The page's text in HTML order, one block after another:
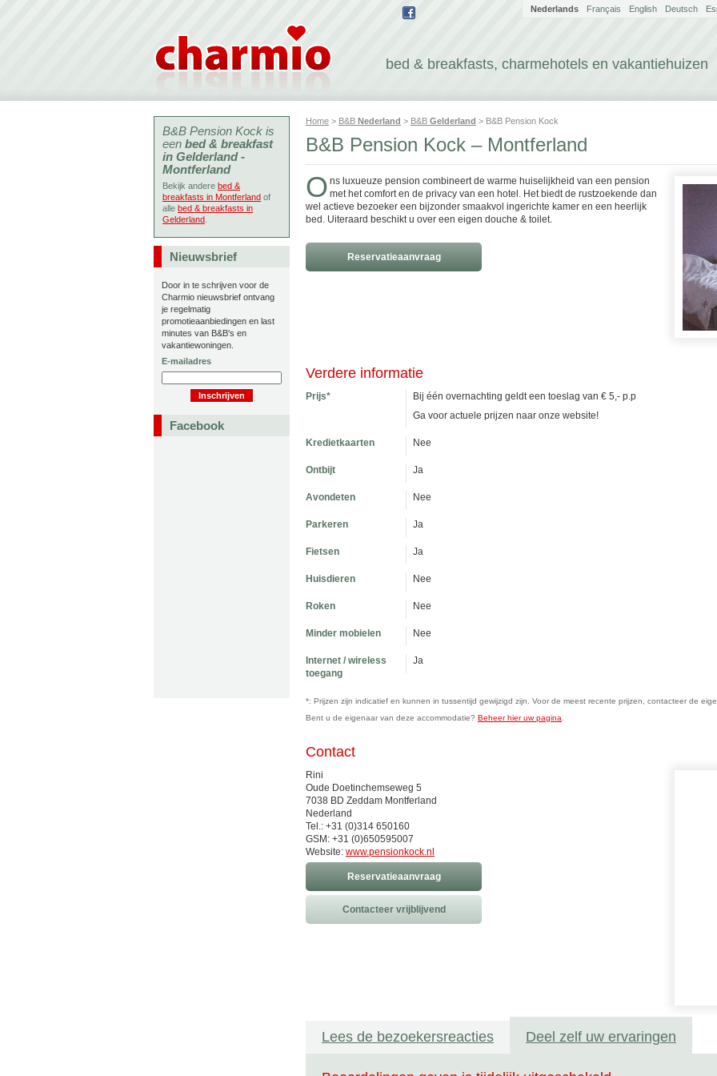
bed & breakfasts, charmehotels en vakantiehuizen
Nederlands Français English Deutsch
Home > B&B Nederland > B&B Gelderland > B&B Pension Kock
B&B Pension Kock – Montferland
O ns luxueuze pension combineert de warme huiselijkheid van een pension
met het comfort en de privacy van een hotel. Het biedt de rustzoekende dan
wel actieve bezoeker een bijzonder smaakvol ingerichte kamer en een heerlijk
bed. Uiteraard beschikt u over een eigen douche & toilet.
Reservatieaanvraag
Verdere informatie
Prijs*
Bij één overnachting geldt een toeslag van € 5,- p.p
Ga voor actuele prijzen naar onze website!
Kredietkaarten Nee
Ontbijt Ja
Avondeten Nee
Parkeren Ja
Fietsen Ja
Huisdieren Nee
Roken Nee
Minder mobielen Nee
Internet / wireless
toegang
Ja
*: Prijzen zijn indicatief en kunnen in tussentijd gewijzigd zijn. Voor de meest recente prijzen, contacteer de
Bent u de eigenaar van deze accommodatie? Beheer hier uw pagina
Contact
Rini
Oude Doetinchemseweg 5
7038 BD Zeddam Montferland
Nederland
Tel.: +31 (0)314 650160
GSM: +31 (0)650595007
Website: www.pensionkock.nl
Reservatieaanvraag
Contacteer vrijblijvend
Lees de bezoekersreacties Deel zelf uw ervaringen
B&B Pension Kock is
een bed & breakfast
in Gelderland -
Montferland
Bekijk andere bed &
breakfasts in Montferland of
alle bed & breakfasts in
Gelderland
Nieuwsbrief
Door in te schrijven voor de
Charmio nieuwsbrief ontvang
je regelmatig
promotieaanbiedingen en last
minutes van B&B's en
vakantiewoningen.
E-mailadres
Facebook